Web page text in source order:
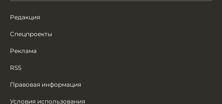
Редакция
Спецпроекты
Реклама
RSS
Правовая информация
Условия использования